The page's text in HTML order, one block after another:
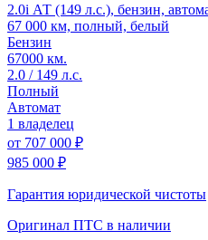
2.0i АТ (149 л.с.), бензин,
67 000 км, полный, белый
Бензин
67000 км.
2.0 / 149 л.с.
Полный
Автомат
1 владелец
от 707 000 ₽
985 000 ₽
Гарантия юридической чистоты
Оригинал ПТС в наличии